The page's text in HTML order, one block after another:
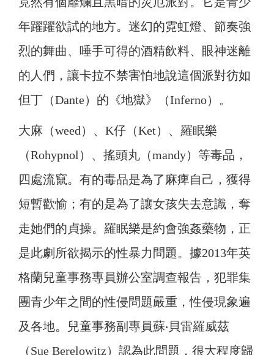
年躍躍欲試的地方。迷幻的霓虹燈、節奏強
烈的舞曲、唾手可得的酒精飲料、眼神迷離
的人們，讓卡拉不禁害怕地說這個派對彷如
但丁（Dante）的《地獄》（Inferno）。
大麻（weed）、K仔（Ket）、羅眠樂
（Rohypnol）、搖頭丸（mandy）等毒品，
四處流竄。有的毒品是為了麻痺自己，獲得
短暫歡愉；有的是為了讓女孩失去意識，奪
走她們的貞操。羅眠樂是約會強姦藥物，正
是此劇所欲揭示的性暴力問題。據2013年英
格蘭兒童事務專員辦公室調查報告，犯罪集
團青少年之間的性侵問題嚴重，性侵現象遍
及各地。兒童事務副專員蘇‧貝雷羅威茲
（Sue Berelowitz）認為此問題，很大程度歸